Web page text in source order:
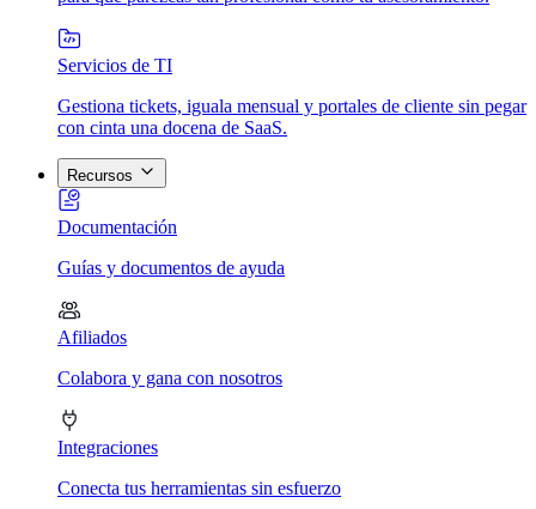
Servicios de TI
Gestiona tickets, iguala mensual y portales de cliente sin pegar
con cinta una docena de SaaS.
Recursos
Documentación
Guías y documentos de ayuda
Afiliados
Colabora y gana con nosotros
Integraciones
Conecta tus herramientas sin esfuerzo